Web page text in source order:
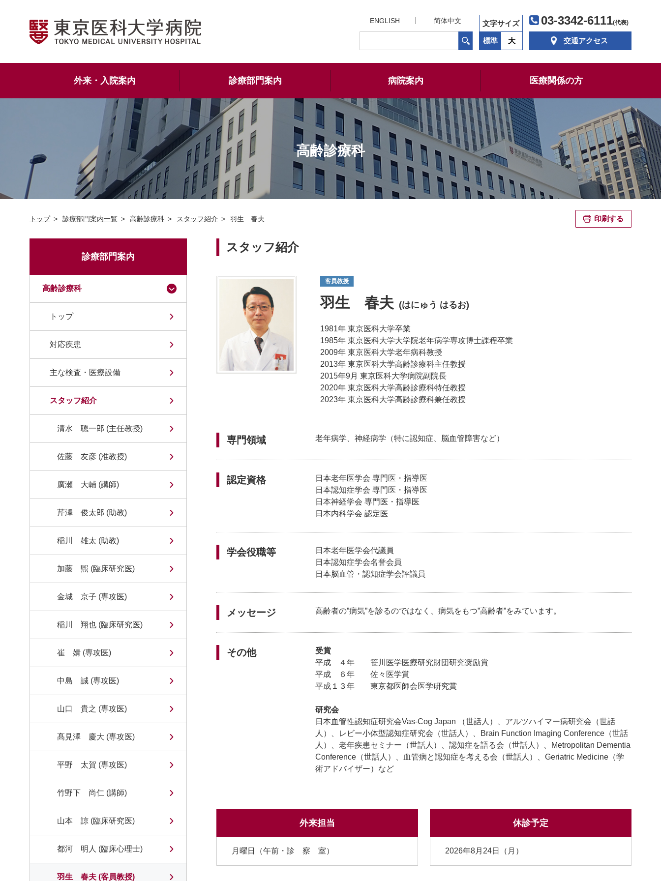
ENGLISH 简体中文 文字サイズ
標準 大
03-3342-6111(代表)
交通アクセス
外来・入院案内 診療部門案内 病院案内 医療関係の方
高齢診療科
トップ 診療部門案内一覧 高齢診療科 スタッフ紹介 羽生 春夫 印刷する
スタッフ紹介
客員教授
羽生 春夫 (はにゅう はるお)
1981年 東京医科大学卒業
1985年 東京医科大学大学院老年病学専攻博士課程卒業
2009年 東京医科大学老年病科教授
2013年 東京医科大学高齢診療科主任教授
2015年9月 東京医科大学病院副院長
2020年 東京医科大学高齢診療科特任教授
2023年 東京医科大学高齢診療科兼任教授
専門領域 老年病学、神経病学（特に認知症、脳血管障害など）
認定資格
日本老年医学会 専門医・指導医
日本認知症学会 専門医・指導医
日本神経学会 専門医・指導医
日本内科学会 認定医
学会役職等
日本老年医学会代議員
日本認知症学会名誉会員
日本脳血管・認知症学会評議員
メッセージ 高齢者の”病気”を診るのではなく、病気をもつ”高齢者”をみています。
その他
受賞
平成 ４年 笹川医学医療研究財団研究奨励賞
平成 ６年 佐々医学賞
平成１３年 東京都医師会医学研究賞
研究会
日本血管性認知症研究会Vas-Cog Japan （世話人）、アルツハイマー病研究会（世話
人）、レビー小体型認知症研究会（世話人）、Brain Function Imaging Conference（世話
人）、老年疾患セミナー（世話人）、認知症を語る会（世話人）、Metropolitan Dementia
Conference（世話人）、血管病と認知症を考える会（世話人）、Geriatric Medicine（学
術アドバイザー）など
外来担当
月曜日（午前・診 察 室）
休診予定
2026年8月24日（月）
診療部門案内
高齢診療科
トップ
対応疾患
主な検査・医療設備
スタッフ紹介
清水 聰一郎 (主任教授)
佐藤 友彦 (准教授)
廣瀬 大輔 (講師)
芹澤 俊太郎 (助教)
稲川 雄太 (助教)
加藤 煕 (臨床研究医)
金城 京子 (専攻医)
稲川 翔也 (臨床研究医)
崔 婧 (専攻医)
中島 誠 (専攻医)
山口 貴之 (専攻医)
髙見澤 慶大 (専攻医)
平野 太賀 (専攻医)
竹野下 尚仁 (講師)
山本 諒 (臨床研究医)
都河 明人 (臨床心理士)
羽生 春夫 (客員教授)